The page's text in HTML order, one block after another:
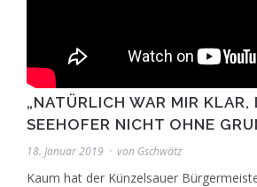
„NATÜRLICH WAR MIR KLAR,
SEEHOFER NICHT OHNE
18. Januar 2019 von Gschwätz
Kaum hat der Künzelsauer